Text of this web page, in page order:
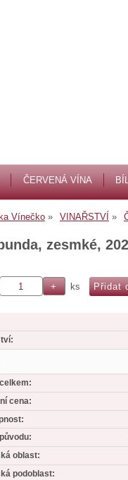
ČERVENÁ VÍNA
Vínečko VINAŘSTVÍ
zesmké,
ks
cena:
oblast:
podoblast: